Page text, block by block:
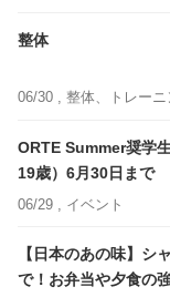
整体
06/30 , 整体、トレー
ORTE Summer奨学
19歳）6月30日まで
06/29 , イベント
【日本のあの味】シ
で！お弁当や夕食の